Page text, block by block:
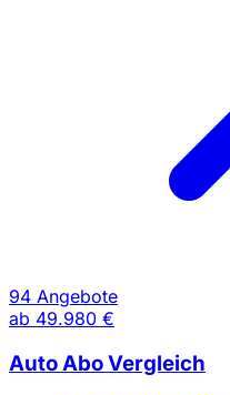
94 Angebote
ab 49.980 €
Auto Abo Vergleich